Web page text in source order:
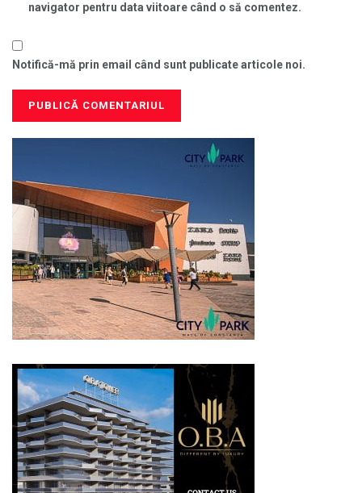
navigator pentru data viitoare când o să comentez.
Notifică-mă prin email când sunt publicate articole noi.